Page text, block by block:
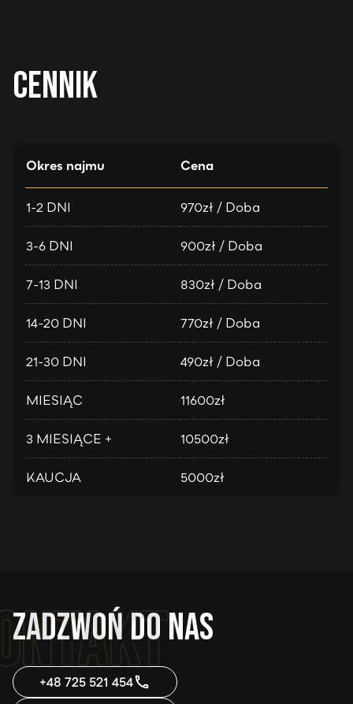
Cennik
Okres najmu Cena
1-2 DNI 970zł / Doba
3-6 DNI 900zł / Doba
7-13 DNI 830zł / Doba
14-20 DNI 770zł / Doba
21-30 DNI 490zł / Doba
MIESIĄC 11600zł
3 MIESIĄCE + 10500zł
KAUCJA 5000zł
Zadzwoń do nas
+48 725 521 454